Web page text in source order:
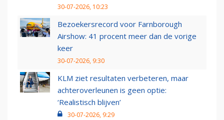
30-07-2026, 10:23
Bezoekersrecord voor Farnborough
Airshow: 41 procent meer dan de vorige
keer
30-07-2026, 9:30
KLM ziet resultaten verbeteren, maar
achteroverleunen is geen optie:
‘Realistisch blijven’
30-07-2026, 9:29